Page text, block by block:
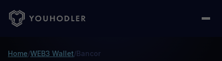
Home/WEB3 Wallet/Bancor